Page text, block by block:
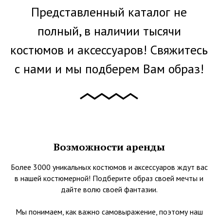
Представленный каталог не
полный, в наличии тысячи
костюмов и аксессуаров! Свяжитесь
с нами и мы подберем Вам образ!
Возможности аренды
Более 3000 уникальных костюмов и аксессуаров ждут вас
в нашей костюмерной! Подберите образ своей мечты и
дайте волю своей фантазии.
Мы понимаем, как важно самовыражение, поэтому наш